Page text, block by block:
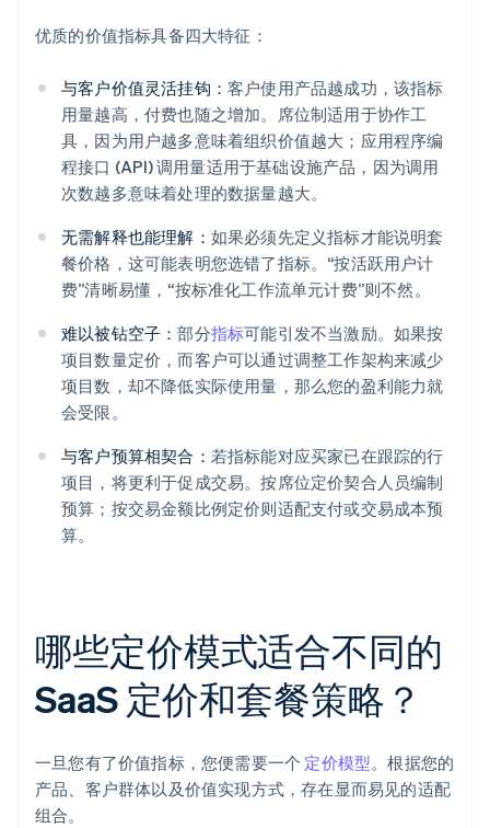
优质的价值指标具备四大特征：
与客户价值灵活挂钩： 客户使用产品越成功，该指标
用量越高，付费也随之增加。席位制适用于协作工
具，因为用户越多意味着组织价值越大；应用程序编
程接口 (API) 调用量适用于基础设施产品，因为调用
次数越多意味着处理的数据量越大。
无需解释也能理解： 如果必须先定义指标才能说明套
餐价格，这可能表明您选错了指标。“按活跃用户计
费”清晰易懂，“按标准化工作流单元计费”则不然。
难以被钻空子：部分指标可能引发不当激励。如果按
项目数量定价，而客户可以通过调整工作架构来减少
项目数，却不降低实际使用量，那么您的盈利能力就
会受限。
与客户预算相契合： 若指标能对应买家已在跟踪的行
项目，将更利于促成交易。按席位定价契合人员编制
预算；按交易金额比例定价则适配支付或交易成本预
算。
哪些定价模式适合不同的
SaaS 定价和套餐策略？
一旦您有了价值指标，您便需要一个 定价模型。根据您的
产品、客户群体以及价值实现方式，存在显而易见的适配
组合。